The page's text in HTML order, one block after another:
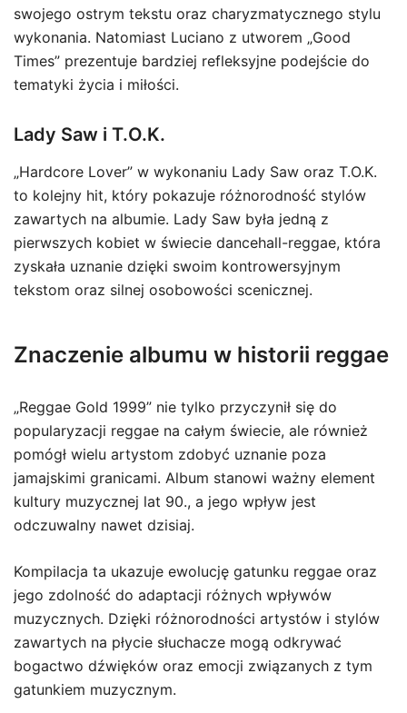
swojego ostrym tekstu oraz charyzmatycznego stylu
wykonania. Natomiast Luciano z utworem „Good
Times” prezentuje bardziej refleksyjne podejście do
tematyki życia i miłości.
Lady Saw i T.O.K.
„Hardcore Lover” w wykonaniu Lady Saw oraz T.O.K.
to kolejny hit, który pokazuje różnorodność stylów
zawartych na albumie. Lady Saw była jedną z
pierwszych kobiet w świecie dancehall-reggae, która
zyskała uznanie dzięki swoim kontrowersyjnym
tekstom oraz silnej osobowości scenicznej.
Znaczenie albumu w historii reggae
„Reggae Gold 1999” nie tylko przyczynił się do
popularyzacji reggae na całym świecie, ale również
pomógł wielu artystom zdobyć uznanie poza
jamajskimi granicami. Album stanowi ważny element
kultury muzycznej lat 90., a jego wpływ jest
odczuwalny nawet dzisiaj.
Kompilacja ta ukazuje ewolucję gatunku reggae oraz
jego zdolność do adaptacji różnych wpływów
muzycznych. Dzięki różnorodności artystów i stylów
zawartych na płycie słuchacze mogą odkrywać
bogactwo dźwięków oraz emocji związanych z tym
gatunkiem muzycznym.